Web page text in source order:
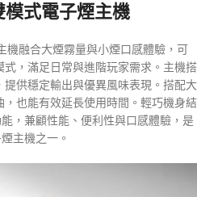
模式電子煙主機
機融合大煙霧量與小煙口感體驗，可
，滿足日常與進階玩家需求。主機搭
供穩定輸出與優異風味表現。搭配大
也能有效延長使用時間。輕巧機身結
，兼顧性能、便利性與口感體驗，是
主機之一。